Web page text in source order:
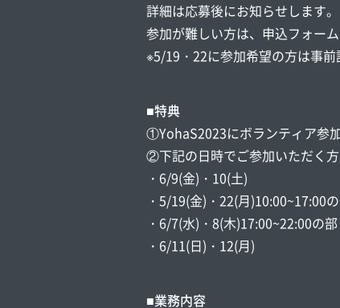
詳細は応募後にお知らせします。
参加が難しい方は、申込フォー
※5/19・22に参加希望の方は事前
■特典
①YohaS2023にボランティア参
②下記の日時でご参加いただく方
・6/9(金)・10(土)
・5/19(金)・22(月)10:00~17:00
・6/7(水)・8(木)17:00~22:00の部
・6/11(日)・12(月)
■業務内容